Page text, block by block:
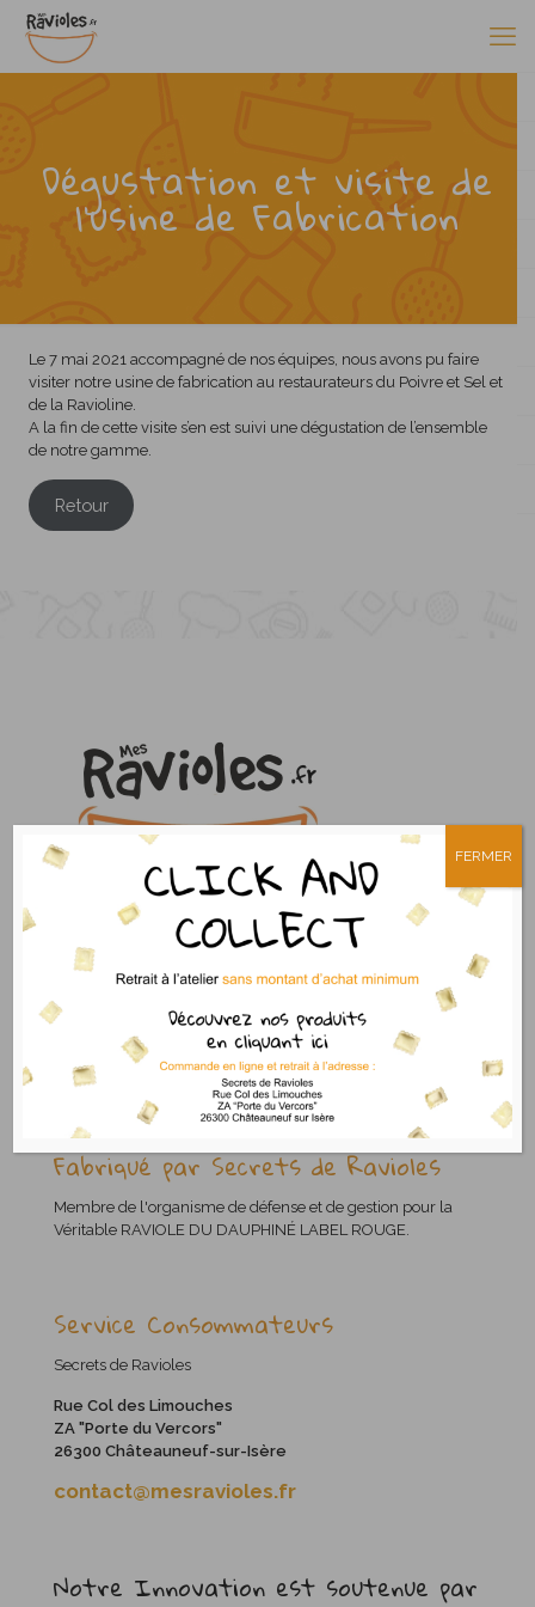
Dégustation et visite de
l’usine de Fabrication
Le 7 mai 2021 accompagné de nos équipes, nous avons pu faire
visiter notre usine de fabrication au restaurateurs du Poivre et Sel et
de la Ravioline.
A la fin de cette visite s’en est suivi une dégustation de l’ensemble
de notre gamme.
Retour
Fabriqué par Secrets de Ravioles
Membre de l'organisme de défense et de gestion pour la
Véritable RAVIOLE DU DAUPHINÉ LABEL ROUGE.
Service Consommateurs
Secrets de Ravioles
Rue Col des Limouches
ZA "Porte du Vercors"
26300 Châteauneuf-sur-Isère
contact@mesravioles.fr
Notre Innovation est soutenue par
FERMER